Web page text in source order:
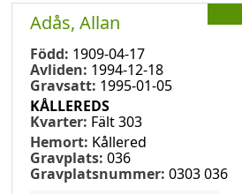
Adås, Allan
Född: 1909-04-17
Avliden: 1994-12-18
Gravsatt: 1995-01-05
KÅLLEREDS
Kvarter: Fält 303
Hemort: Kållered
Gravplats: 036
Gravplatsnummer: 0303 036